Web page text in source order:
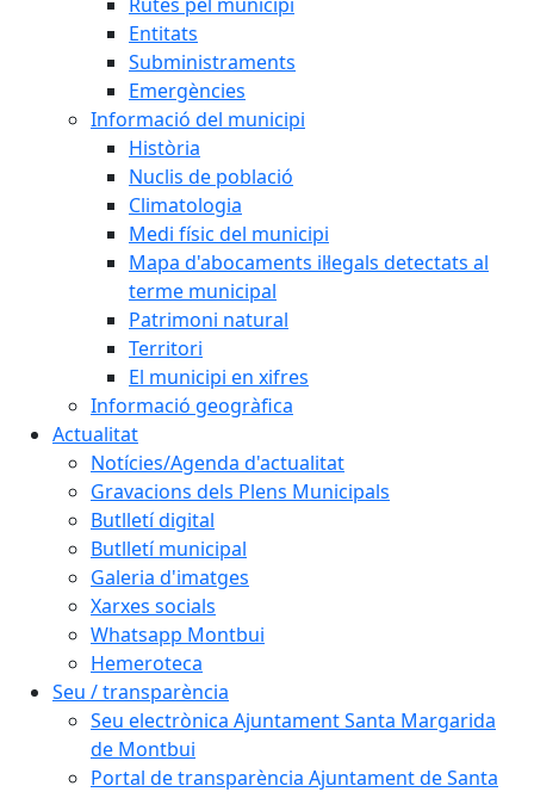
Entitats
Subministraments
Emergències
Informació del municipi
Història
Nuclis de població
Climatologia
Medi físic del municipi
Mapa d'abocaments il·legals detectats al
terme municipal
Patrimoni natural
Territori
El municipi en xifres
Informació geogràfica
Actualitat
Notícies/Agenda d'actualitat
Gravacions dels Plens Municipals
Butlletí digital
Butlletí municipal
Galeria d'imatges
Xarxes socials
Whatsapp Montbui
Hemeroteca
Seu / transparència
Seu electrònica Ajuntament Santa Margarida
de Montbui
Portal de transparència Ajuntament de Santa